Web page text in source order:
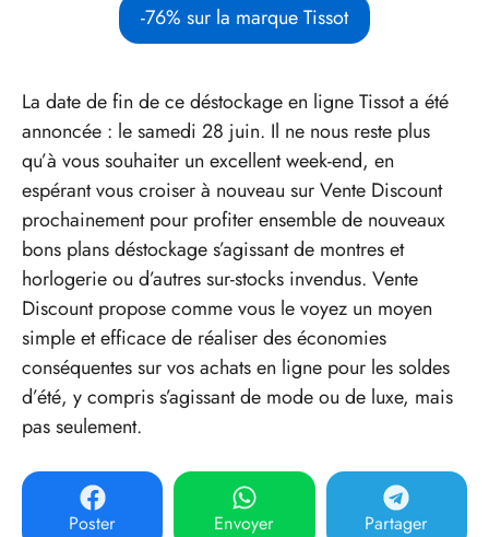
-76% sur la marque Tissot
La date de fin de ce déstockage en ligne Tissot a été
annoncée : le samedi 28 juin. Il ne nous reste plus
qu’à vous souhaiter un excellent week-end, en
espérant vous croiser à nouveau sur Vente Discount
prochainement pour profiter ensemble de nouveaux
bons plans déstockage s’agissant de montres et
horlogerie ou d’autres sur-stocks invendus. Vente
Discount propose comme vous le voyez un moyen
simple et efficace de réaliser des économies
conséquentes sur vos achats en ligne pour les soldes
d’été, y compris s’agissant de mode ou de luxe, mais
pas seulement.
Poster Envoyer Partager